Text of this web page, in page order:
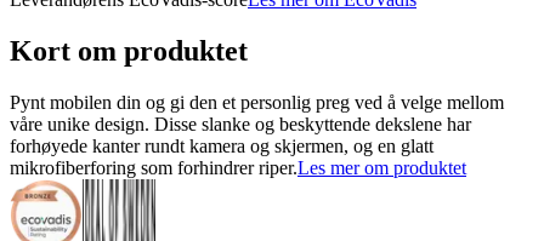
Kort om produktet
Pynt mobilen din og gi den et personlig preg ved å velge mellom
våre unike design. Disse slanke og beskyttende dekslene har
forhøyede kanter rundt kamera og skjermen, og en glatt
mikrofiberforing som forhindrer riper.Les mer om produktet